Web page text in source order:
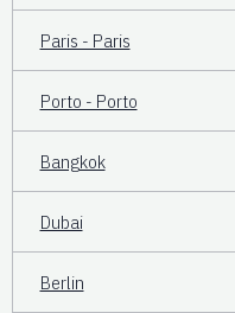
Paris - Paris
Porto - Porto
Bangkok
Dubai
Berlin